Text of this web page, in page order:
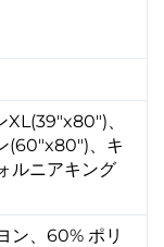
、
(60"x80")、キ
ルニアキング
ン、60% ポリ